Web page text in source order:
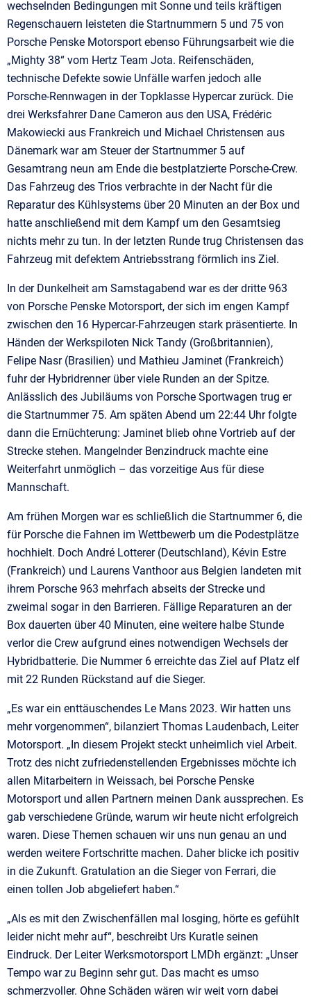
wechselnden Bedingungen mit Sonne und teils kräftigen
Regenschauern leisteten die Startnummern 5 und 75 von
Porsche Penske Motorsport ebenso Führungsarbeit wie die
„Mighty 38“ vom Hertz Team Jota. Reifenschäden,
technische Defekte sowie Unfälle warfen jedoch alle
Porsche-Rennwagen in der Topklasse Hypercar zurück. Die
drei Werksfahrer Dane Cameron aus den USA, Frédéric
Makowiecki aus Frankreich und Michael Christensen aus
Dänemark war am Steuer der Startnummer 5 auf
Gesamtrang neun am Ende die bestplatzierte Porsche-Crew.
Das Fahrzeug des Trios verbrachte in der Nacht für die
Reparatur des Kühlsystems über 20 Minuten an der Box und
hatte anschließend mit dem Kampf um den Gesamtsieg
nichts mehr zu tun. In der letzten Runde trug Christensen das
Fahrzeug mit defektem Antriebsstrang förmlich ins Ziel.
In der Dunkelheit am Samstagabend war es der dritte 963
von Porsche Penske Motorsport, der sich im engen Kampf
zwischen den 16 Hypercar-Fahrzeugen stark präsentierte. In
Händen der Werkspiloten Nick Tandy (Großbritannien),
Felipe Nasr (Brasilien) und Mathieu Jaminet (Frankreich)
fuhr der Hybridrenner über viele Runden an der Spitze.
Anlässlich des Jubiläums von Porsche Sportwagen trug er
die Startnummer 75. Am späten Abend um 22:44 Uhr folgte
dann die Ernüchterung: Jaminet blieb ohne Vortrieb auf der
Strecke stehen. Mangelnder Benzindruck machte eine
Weiterfahrt unmöglich – das vorzeitige Aus für diese
Mannschaft.
Am frühen Morgen war es schließlich die Startnummer 6, die
für Porsche die Fahnen im Wettbewerb um die Podestplätze
hochhielt. Doch André Lotterer (Deutschland), Kévin Estre
(Frankreich) und Laurens Vanthoor aus Belgien landeten mit
ihrem Porsche 963 mehrfach abseits der Strecke und
zweimal sogar in den Barrieren. Fällige Reparaturen an der
Box dauerten über 40 Minuten, eine weitere halbe Stunde
verlor die Crew aufgrund eines notwendigen Wechsels der
Hybridbatterie. Die Nummer 6 erreichte das Ziel auf Platz elf
mit 22 Runden Rückstand auf die Sieger.
„Es war ein enttäuschendes Le Mans 2023. Wir hatten uns
mehr vorgenommen“, bilanziert Thomas Laudenbach, Leiter
Motorsport. „In diesem Projekt steckt unheimlich viel Arbeit.
Trotz des nicht zufriedenstellenden Ergebnisses möchte ich
allen Mitarbeitern in Weissach, bei Porsche Penske
Motorsport und allen Partnern meinen Dank aussprechen. Es
gab verschiedene Gründe, warum wir heute nicht erfolgreich
waren. Diese Themen schauen wir uns nun genau an und
werden weitere Fortschritte machen. Daher blicke ich positiv
in die Zukunft. Gratulation an die Sieger von Ferrari, die
einen tollen Job abgeliefert haben.“
„Als es mit den Zwischenfällen mal losging, hörte es gefühlt
leider nicht mehr auf“, beschreibt Urs Kuratle seinen
Eindruck. Der Leiter Werksmotorsport LMDh ergänzt: „Unser
Tempo war zu Beginn sehr gut. Das macht es umso
schmerzvoller. Ohne Schäden wären wir weit vorn dabei